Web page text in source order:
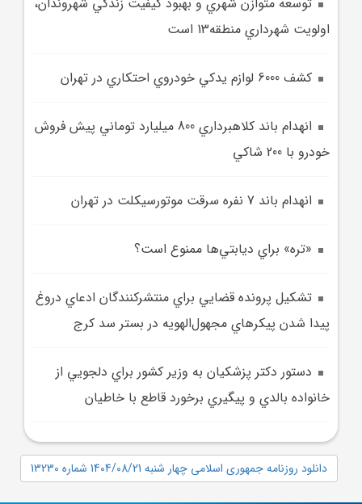
اولويت شهرداري منطقه13 است
کشف 6000 لوازم يدکي خودروي احتکاري در تهران
انهدام باند کلاهبرداري 800 ميليارد توماني پيش فروش
خودرو با 200 شاکي
انهدام باند 7 نفره سرقت موتورسيکلت در تهران
«تره» براي ديابتي‌ها ممنوع است؟
تشکيل پرونده قضايي براي منتشرکنندگان ادعاي دروغ
پيدا شدن پيکرهاي مجهول‌الهويه در بستر سد کرج
دستور دکتر پزشکيان به وزير کشور براي دلجويي از
خانواده بالدي و پيگيري برخورد قاطع با خاطيان
دانلود روزنامه جمهوری اسلامی چهار شنبه 1404/08/21 شماره 13230